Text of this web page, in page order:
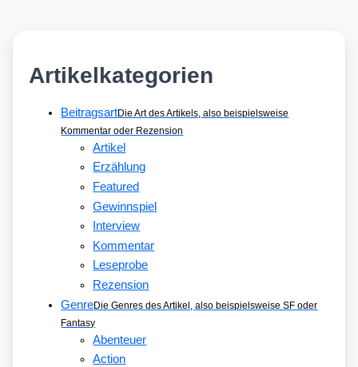
Artikelkategorien
BeitragsartDie Art des Artikels, also beispielsweise
Kommentar oder Rezension
Artikel
Erzählung
Featured
Gewinnspiel
Interview
Kommentar
Leseprobe
Rezension
GenreDie Genres des Artikel, also beispielsweise SF oder
Fantasy
Abenteuer
Action